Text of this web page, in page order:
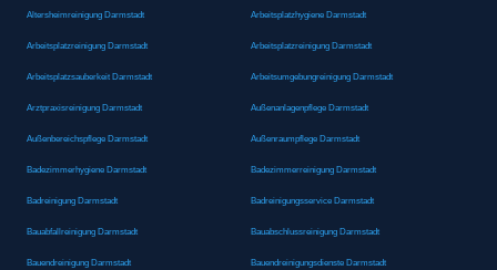
Altersheimreinigung Darmstadt Arbeitsplatzhygiene Darmstadt
Arbeitsplatzreinigung Darmstadt Arbeitsplatzreinigung Darmstadt
Arbeitsplatzsauberkeit Darmstadt Arbeitsumgebungreinigung Darmstadt
Arztpraxisreinigung Darmstadt Außenanlagenpflege Darmstadt
Außenbereichspflege Darmstadt Außenraumpflege Darmstadt
Badezimmerhygiene Darmstadt Badezimmerreinigung Darmstadt
Badreinigung Darmstadt Badreinigungsservice Darmstadt
Bauabfallreinigung Darmstadt Bauabschlussreinigung Darmstadt
Bauendreinigung Darmstadt Bauendreinigungsdienste Darmstadt